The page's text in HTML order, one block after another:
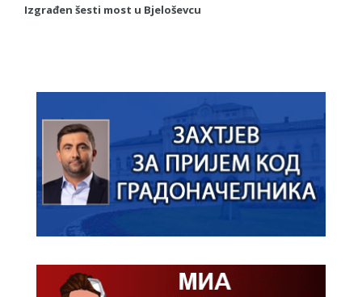
Izgrađen šesti most u Bjeloševcu